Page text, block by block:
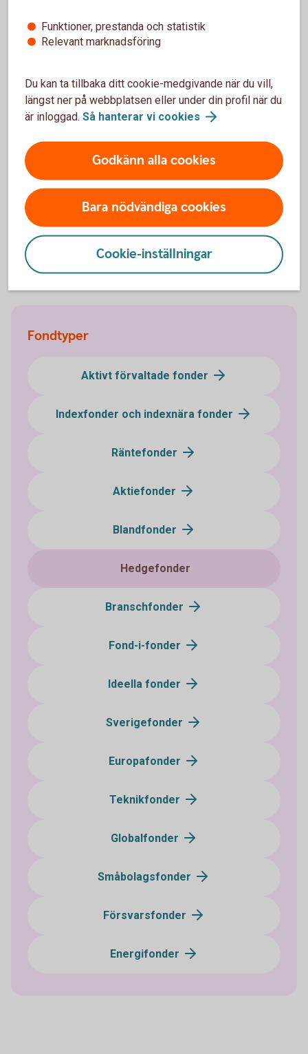
lägre risk än vad majoriteten av hedgefonder har? Då
skulle en hedgefond-i-fond kunna vara något för dig.
Dessa minskar riskerna betydligt, gentemot andra
hedgefonder, genom att investera i flera olika fonder
med olika inriktning och från olika förvaltare.
Mer information
Fondtyper - lär dig mer om olika typer avfonder
Fonder - börja
fondspara
Fondtyper
Aktivt förvaltade fonder
Indexfonder och indexnära fonder
Räntefonder
Aktiefonder
Blandfonder
Hedgefonder
Branschfonder
Fond-i-fonder
Ideella fonder
Sverigefonder
Europafonder
Teknikfonder
Globalfonder
Småbolagsfonder
Försvarsfonder
Energifonder
Funktioner, prestanda och statistik
Relevant marknadsföring
Du kan ta tillbaka ditt cookie-medgivande när du vill,
längst ner på webbplatsen eller under din profil när du
är inloggad. Så hanterar vi cookies
Godkänn alla cookies
Bara nödvändiga cookies
Cookie-inställningar